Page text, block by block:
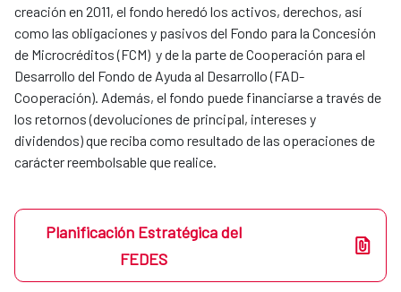
creación en 2011, el fondo heredó los activos, derechos, así
como las obligaciones y pasivos del Fondo para la Concesión
de Microcréditos (FCM) y de la parte de Cooperación para el
Desarrollo del Fondo de Ayuda al Desarrollo (FAD-
Cooperación). Además, el fondo puede financiarse a través de
los retornos (devoluciones de principal, intereses y
dividendos) que reciba como resultado de las operaciones de
carácter reembolsable que realice.
Planificación Estratégica del
FEDES